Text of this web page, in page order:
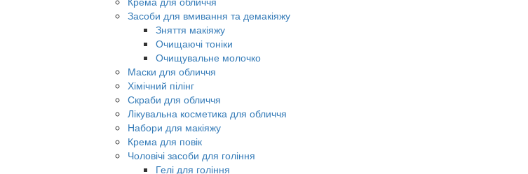
Засоби для вмивання та демакіяжу
Зняття макіяжу
Очищаючі тоніки
Очищувальне молочко
Маски для обличчя
Хімічний пілінг
Скраби для обличчя
Лікувальна косметика для обличчя
Набори для макіяжу
Крема для повік
Чоловічі засоби для гоління
Гелі для гоління